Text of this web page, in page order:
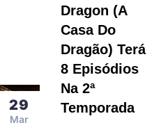
29
Mar
Dragon (A
Casa Do
Dragão) Terá
8 Episódios
Na 2ª
Temporada